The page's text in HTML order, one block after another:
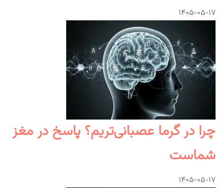
۱۴۰۵-۰۵-۱۷
چرا در گرما عصبانی‌تریم؟ پاسخ در مغز
شماست
۱۴۰۵-۰۵-۱۷